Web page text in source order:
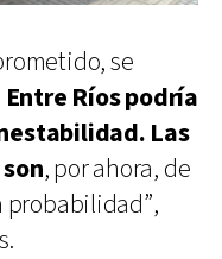
se
Entre Ríos podría
Las
, por ahora, de
probabilidad”,